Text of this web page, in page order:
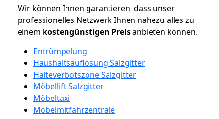
Wir können Ihnen garantieren, dass unser
professionelles Netzwerk Ihnen nahezu alles zu
einem kostengünstigen Preisanbieten können.
Entrümpelung
Haushaltsauflösung Salzgitter
Halteverbotszone Salzgitter
Möbellift Salzgitter
Möbeltaxi
Möbelmitfahrzentrale